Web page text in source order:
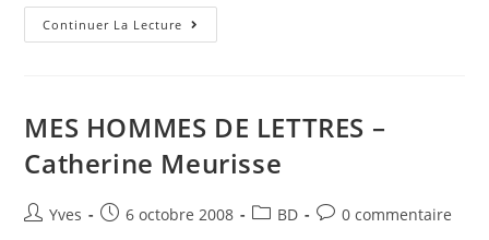
Continuer La Lecture
MES HOMMES DE LETTRES –
Catherine Meurisse
Yves 6 octobre 2008 BD 0 commentaire